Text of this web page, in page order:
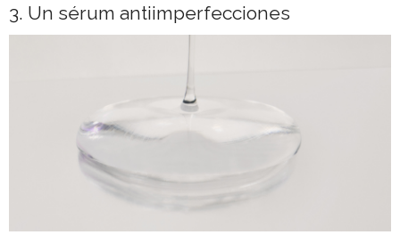
3. Un sérum antiimperfecciones